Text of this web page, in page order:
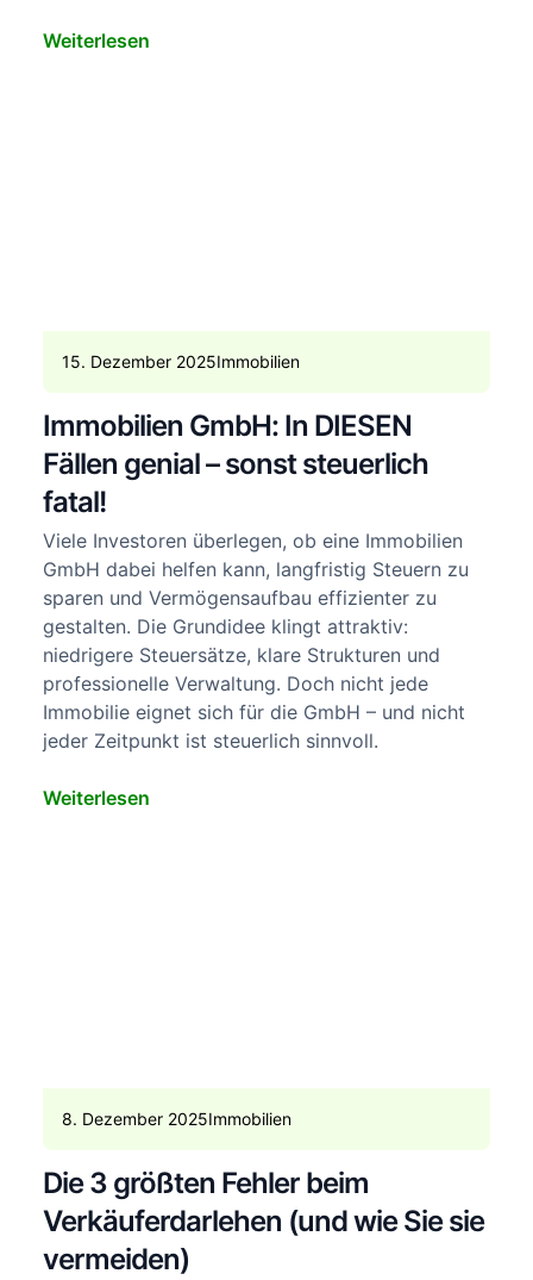
Weiterlesen
15. Dezember 2025Immobilien
Immobilien GmbH: In DIESEN
Fällen genial – sonst steuerlich
fatal!
Viele Investoren überlegen, ob eine Immobilien
GmbH dabei helfen kann, langfristig Steuern zu
sparen und Vermögensaufbau effizienter zu
gestalten. Die Grundidee klingt attraktiv:
niedrigere Steuersätze, klare Strukturen und
professionelle Verwaltung. Doch nicht jede
Immobilie eignet sich für die GmbH – und nicht
jeder Zeitpunkt ist steuerlich sinnvoll.
Weiterlesen
8. Dezember 2025Immobilien
Die 3 größten Fehler beim
Verkäuferdarlehen (und wie Sie sie
vermeiden)